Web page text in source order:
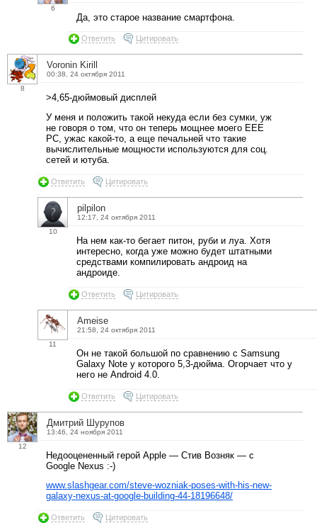
6
Да, это старое название смартфона.
Ответить Цитировать
8
Voronin Kirill
00:38, 24 октября 2011
>4,65-дюймовый дисплей
У меня и положить такой некуда если без сумки, уж
не говоря о том, что он теперь мощнее моего EEE
PC, ужас какой-то, а еще печальней что такие
вычислительные мощности используются для соц.
сетей и ютуба.
Ответить Цитировать
10
pilpilon
12:17, 24 октября 2011
На нем как-то бегает питон, руби и луа. Хотя
интересно, когда уже можно будет штатными
средствами компилировать андроид на
андроиде.
Ответить Цитировать
11
Ameise
21:58, 24 октября 2011
Он не такой большой по сравнению с Samsung
Galaxy Note у которого 5,3-дюйма. Огорчает что у
него не Android 4.0.
Ответить Цитировать
12
Дмитрий Шурупов
13:46, 24 ноября 2011
Недооцененный герой Apple — Стив Возняк — с
Google Nexus :-)
www.slashgear.com/steve-wozniak-poses-with-his-new-
galaxy-nexus-at-google-building-44-18196648/
Ответить Цитировать